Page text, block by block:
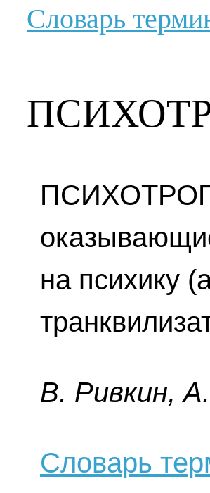
Словарь
на психику
B. Pивкин,
Словарь